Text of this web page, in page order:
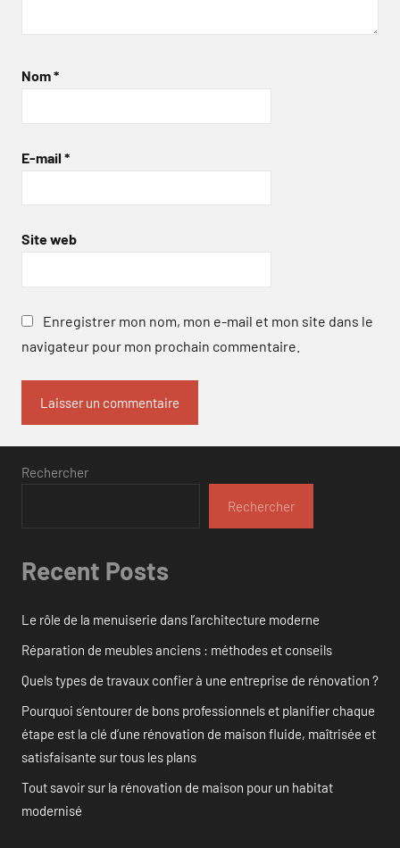
Nom*
E-mail *
Site web
Enregistrer mon nom, mon e-mail et mon site dans le
navigateur pour mon prochain commentaire.
Rechercher
Rechercher
Recent Posts
Le rôle de la menuiserie dans l’architecture moderne
Réparation de meubles anciens : méthodes et conseils
Quels types de travaux confier à une entreprise de rénovation ?
Pourquoi s’entourer de bons professionnels et planifier chaque
étape est la clé d’une rénovation de maison fluide, maîtrisée et
satisfaisante sur tous les plans
Tout savoir sur la rénovation de maison pour un habitat
modernisé